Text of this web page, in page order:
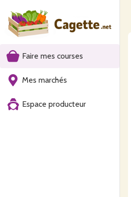
Faire mes courses
Mes marchés
Espace producteur